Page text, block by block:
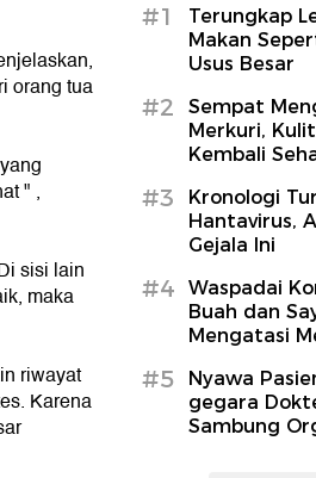
orang tua
" ,
sisi lain
maka
riwayat
Karena
#1
Terungkap
Makan
Usus Besar
#2
Sempat
Merkuri,
Kembali
#3
Kronologi
Hantavirus,
Gejala Ini
#4
Waspadai
Buah dan
Mengatasi
#5
Nyawa
gegara
Sambung